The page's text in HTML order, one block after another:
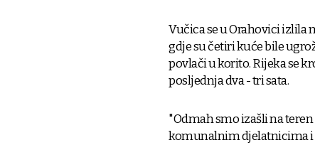
Vučica se u Orahovici izlila
gdje su četiri kuće bile
povlači u korito. Rijeka se
posljednja dva - tri sata.
"Odmah smo izašli na
komunalnim djelatnicima i